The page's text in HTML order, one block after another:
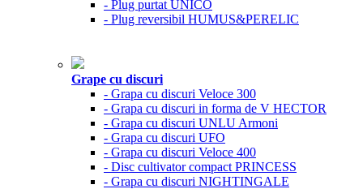
- Plug purtat UNICO
- Plug reversibil HUMUS&PERELIC
Grape cu discuri
- Grapa cu discuri Veloce 300
- Grapa cu discuri in forma de V HECTOR
- Grapa cu discuri UNLU Armoni
- Grapa cu discuri UFO
- Grapa cu discuri Veloce 400
- Disc cultivator compact PRINCESS
- Grapa cu discuri NIGHTINGALE